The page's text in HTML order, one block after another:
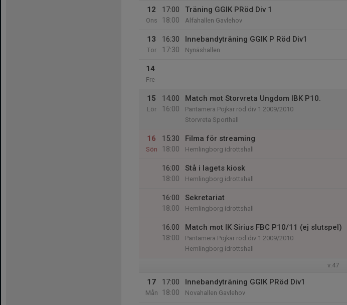
12
Ons
17:00
18:00
Träning GGIK PRöd Div 1
Alfahallen Gavlehov
13
Tor
16:30
17:30
Innebandyträning GGIK P Röd Div1
Nynäshallen
14
Fre
15
Lör
14:00
16:00
Match mot Storvreta Ungdom IBK P10.
Pantamera Pojkar röd div 1 2009/2010
Storvreta Sporthall
16
Sön
15:30
18:00
Filma för streaming
Hemlingborg idrottshall
16:00
18:00
Stå i lagets kiosk
Hemlingborg idrottshall
16:00
18:00
Sekretariat
Hemlingborg idrottshall
16:00
18:00
Match mot IK Sirius FBC P10/11 (ej slutspel)
Pantamera Pojkar röd div 1 2009/2010
Hemlingborg idrottshall
v.47
17
Mån
17:00
18:00
Innebandyträning GGIK PRöd Div1
Novahallen Gavlehov